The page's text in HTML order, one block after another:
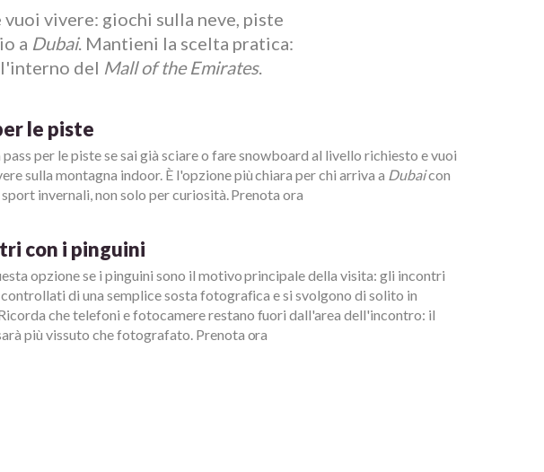
vivere: giochi sulla neve, piste
a Dubai. Mantieni la scelta pratica:
del Mall of the Emirates.
le piste
pass per le piste se sai già sciare o fare snowboard al livello richiesto e vuoi
sulla montagna indoor. È l'opzione più chiara per chi arriva a Dubaicon
invernali, non solo per curiosità. Prenota ora
con i pinguini
opzione se i pinguini sono il motivo principale della visita: gli incontri
di una semplice sosta fotografica e si svolgono di solito in
che telefoni e fotocamere restano fuori dall'area dell'incontro: il
più vissuto che fotografato. Prenota ora